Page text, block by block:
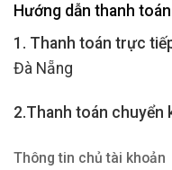
Hướng dẫn thanh toán
1. Thanh toán trực
Đà Nẵng
2.Thanh toán chuyển
Thông tin chủ tài khoản